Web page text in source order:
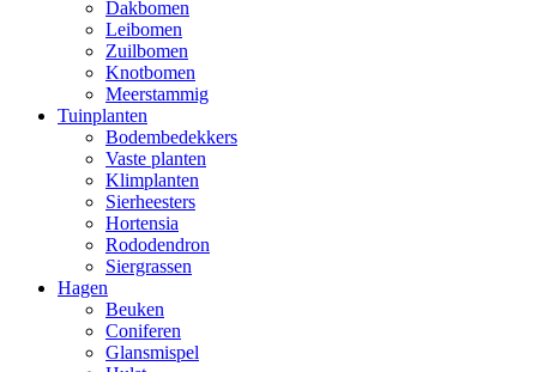
Dakbomen
Leibomen
Zuilbomen
Knotbomen
Meerstammig
Tuinplanten
Bodembedekkers
Vaste planten
Klimplanten
Sierheesters
Hortensia
Rododendron
Siergrassen
Hagen
Beuken
Coniferen
Glansmispel